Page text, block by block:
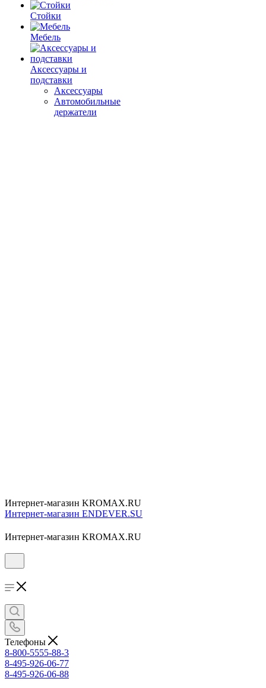
Стойки
Мебель
Аксессуары и
подставки
Аксессуары
Автомобильные
держатели
Интернет-магазин KROMAX.RU
Интернет-магазин ENDEVER.SU
Интернет-магазин KROMAX.RU
Телефоны
8-800-5555-88-3
8-495-926-06-77
8-495-926-06-88